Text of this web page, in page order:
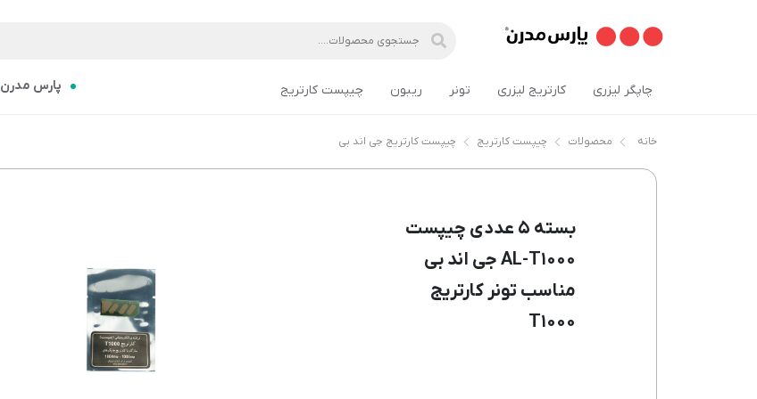
چاپگر لیزری کارتریج لیزری تونر ریبون چیپست کارتریج پارس مدرن
خانه محصولات چیپست کارتریج چیپست کارتریج جی اند بی
بسته ۵ عددی چیپست
AL-T۱۰۰۰ جی اند بی
مناسب تونر کارتریج
T۱۰۰۰